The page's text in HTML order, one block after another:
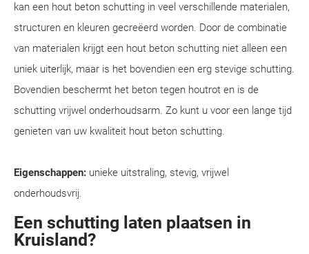
kan een hout beton schutting in veel verschillende materialen,
structuren en kleuren gecreëerd worden. Door de combinatie
van materialen krijgt een hout beton schutting niet alleen een
uniek uiterlijk, maar is het bovendien een erg stevige schutting.
Bovendien beschermt het beton tegen houtrot en is de
schutting vrijwel onderhoudsarm. Zo kunt u voor een lange tijd
genieten van uw kwaliteit hout beton schutting.
Eigenschappen: unieke uitstraling, stevig, vrijwel
onderhoudsvrij.
Een schutting laten plaatsen in
Kruisland?